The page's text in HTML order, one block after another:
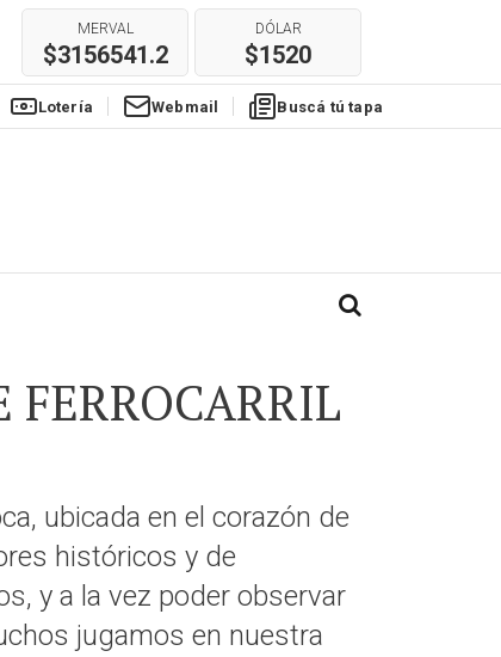
MERVAL
$3156541.2
DÓLAR
$1520
Lotería Webmail Buscá tú tapa
FERROCARRIL
ubicada en el corazón de
históricos y de
y a la vez poder observar
jugamos en nuestra